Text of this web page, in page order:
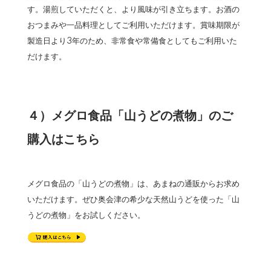
す。湯煎していただくと、より風味が引き立ちます。お酒の
おつまみや一品料理としてご利用いただけます。賞味期限が
製造日より3年のため、非常食や常備食としてもご利用いた
だけます。
４）メグロ食品「山うどの煮物」のご
購入はこちら
メグロ食品の「山うどの煮物」は、あまねの通販からお求め
いただけます。ぜひ奥会津の希少な天然山うどを使った「山
うどの煮物」をお試しください。